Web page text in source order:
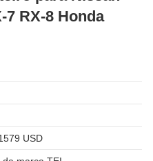
7 RX-8 Honda
USD